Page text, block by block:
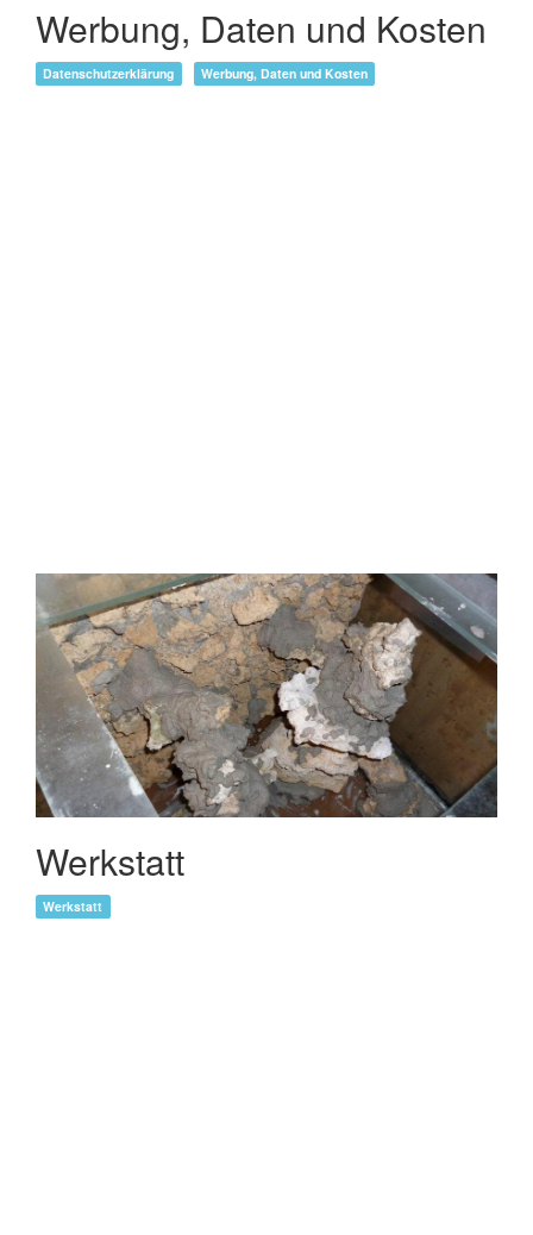
Werbung, Daten und Kosten
Datenschutzerklärung Werbung, Daten und Kosten
Werkstatt
Werkstatt